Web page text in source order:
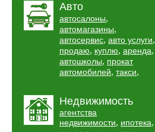
Авто
автосалоны,
автомагазины,
автосервис, авто услуги,
продаю, куплю, аренда,
автошколы, прокат
автомобилей, такси,
Недвижимость
агентства
недвижимости, ипотека,